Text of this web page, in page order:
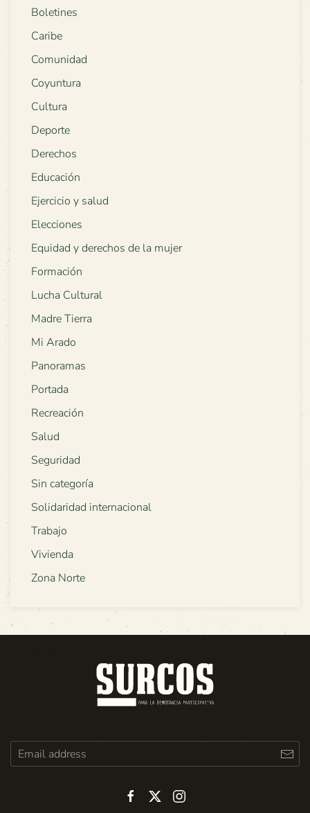
Boletines
Caribe
Comunidad
Coyuntura
Cultura
Deporte
Derechos
Educación
Ejercicio y salud
Elecciones
Equidad y derechos de la mujer
Formación
Lucha Cultural
Madre Tierra
Mi Arado
Panoramas
Portada
Recreación
Salud
Seguridad
Sin categoría
Solidaridad internacional
Trabajo
Vivienda
Zona Norte